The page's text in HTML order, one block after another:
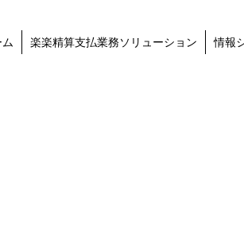
ム 楽楽精算支払業務ソリューション 情報